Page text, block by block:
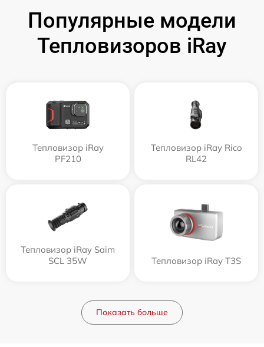
Популярные модели
Тепловизоров iRay
Тепловизор iRay
PF210
Тепловизор iRay Rico
RL42
Тепловизор iRay Saim
SCL 35W
Тепловизор iRay T3S
Показать больше